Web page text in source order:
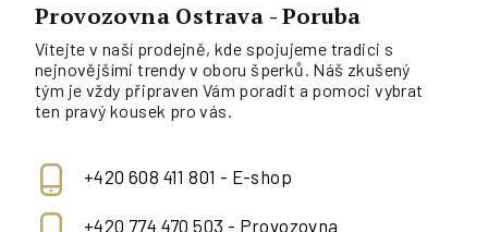
Provozovna Ostrava - Poruba
Vítejte v naší prodejně, kde spojujeme tradici s
nejnovějšími trendy v oboru šperků. Náš zkušený
tým je vždy připraven Vám poradit a pomoci vybrat
ten pravý kousek pro vás.
+420 608 411 801 - E-shop
+420 774 470 503 - Provozovna